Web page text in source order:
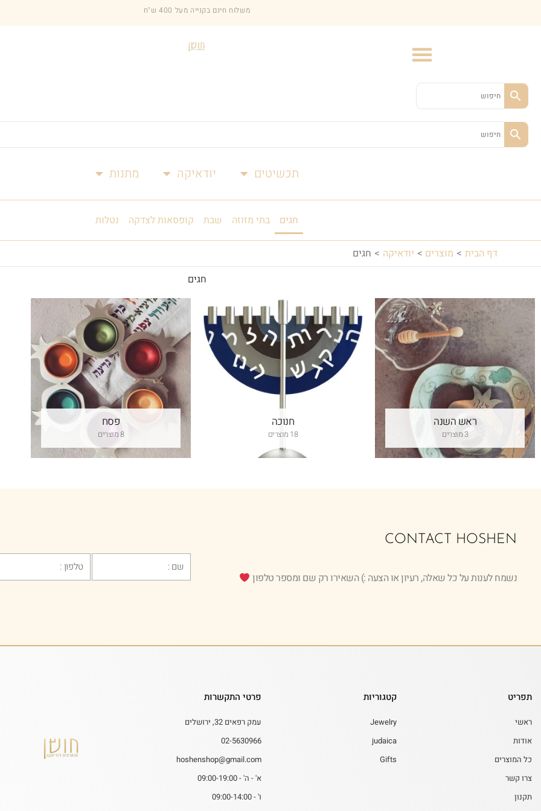
משלוח חינם בקנייה מעל 400 ש"ח
תכשיטים יודאיקה מתנות
חגים בתי מזוזה שבת קופסאות לצדקה נטלות
דף הבית מוצרים יודאיקה
חגים
חגים
ראש השנה
3 מוצרים
חנוכה
18 מוצרים
פסח
8 מוצרים
CONTACT HOSHEN
נשמח לענות על כל שאלה, רעיון או הצעה :) השאירו רק שם ומספר טלפון
Phone
תפריט
ראשי
אודות
כל המוצרים
צרו קשר
תקנון
קטגוריות
Jewelry
judaica
Gifts
פרטי התקשרות
עמק רפאים 32, ירושלים
02-5630966
hoshenshop@gmail.com
א' - ה' - 09:00-19:00
ו' - 09:00-14:00